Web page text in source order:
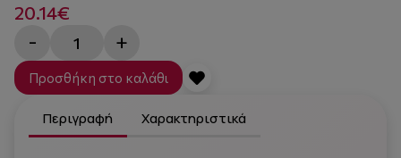
20.14€
- +
Προσθήκη στο καλάθι
Περιγραφή Χαρακτηριστικά